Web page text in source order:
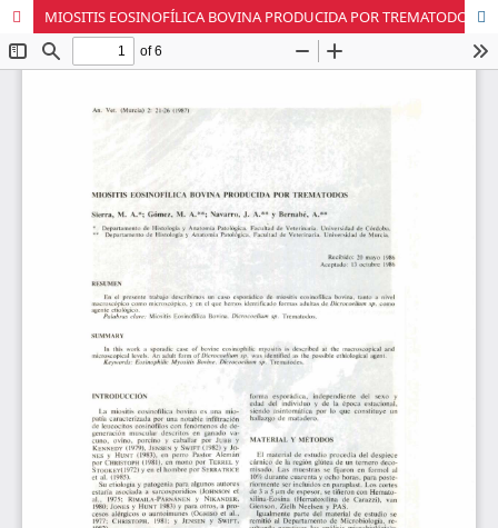
MIOSITIS EOSINOFÍLICA BOVINA PRODUCIDA POR TREMATODOS